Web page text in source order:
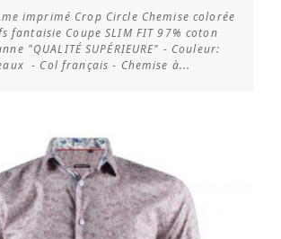
Vérifier la disponibilité
imprimé Crop Circle Chemise colorée
fantaisie Coupe SLIM FIT 97% coton
"QUALITÉ SUPÉRIEURE" - Couleur:
- Col français - Chemise à...